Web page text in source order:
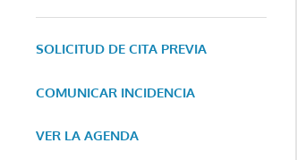
SOLICITUD DE CITA PREVIA
COMUNICAR INCIDENCIA
VER LA AGENDA